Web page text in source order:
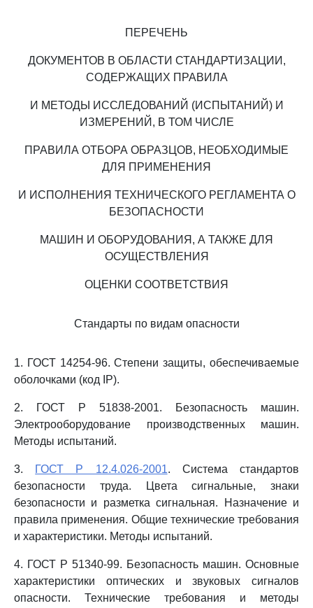
ПЕРЕЧЕНЬ
ДОКУМЕНТОВ В ОБЛАСТИ СТАНДАРТИЗАЦИИ,
СОДЕРЖАЩИХ ПРАВИЛА
И МЕТОДЫ ИССЛЕДОВАНИЙ (ИСПЫТАНИЙ) И
ИЗМЕРЕНИЙ, В ТОМ ЧИСЛЕ
ПРАВИЛА ОТБОРА ОБРАЗЦОВ, НЕОБХОДИМЫЕ
ДЛЯ ПРИМЕНЕНИЯ
И ИСПОЛНЕНИЯ ТЕХНИЧЕСКОГО РЕГЛАМЕНТА О
БЕЗОПАСНОСТИ
МАШИН И ОБОРУДОВАНИЯ, А ТАКЖЕ ДЛЯ
ОСУЩЕСТВЛЕНИЯ
ОЦЕНКИ СООТВЕТСТВИЯ
Стандарты по видам опасности
1. ГОСТ 14254-96. Степени защиты, обеспечиваемые
оболочками (код IP).
2. ГОСТ Р 51838-2001. Безопасность машин.
Электрооборудование производственных машин.
Методы испытаний.
3. ГОСТ Р 12.4.026-2001. Система стандартов
безопасности труда. Цвета сигнальные, знаки
безопасности и разметка сигнальная. Назначение и
правила применения. Общие технические требования
и характеристики. Методы испытаний.
4. ГОСТ Р 51340-99. Безопасность машин. Основные
характеристики оптических и звуковых сигналов
опасности. Технические требования и методы